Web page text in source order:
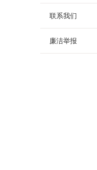
联系我们
廉洁举报